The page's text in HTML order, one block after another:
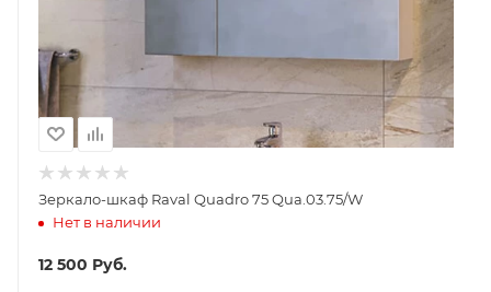
Зеркало-шкаф Raval Quadro 75 Qua.03.75/W
Нет в наличии
12 500 Руб.